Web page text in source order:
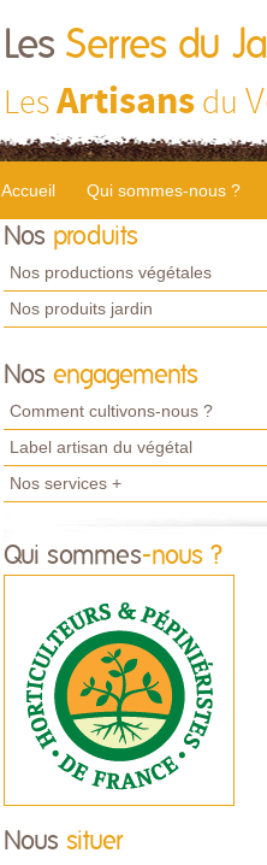
Les Serres du
LesArtisans du
Accueil Qui sommes-nous ?
Nos produits
Nos productions végétales
Nos produits jardin
Nos engagements
Comment cultivons-nous ?
Label artisan du végétal
Nos services +
Qui sommes-nous ?
Nous situer